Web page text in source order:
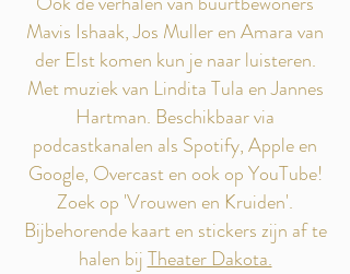
Mavis Ishaak, Jos Muller en Amara van
der Elst komen kun je naar luisteren.
Met muziek van Lindita Tula en Jannes
Hartman. Beschikbaar via
podcastkanalen als Spotify, Apple en
Google, Overcast en ook op YouTube!
Zoek op 'Vrouwen en Kruiden'.
Bijbehorende kaart en stickers zijn af te
halen bijTheater Dakota.